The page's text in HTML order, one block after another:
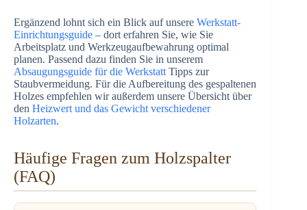
Ergänzend lohnt sich ein Blick auf unsere Werkstatt-
Einrichtungsguide – dort erfahren Sie, wie Sie
Arbeitsplatz und Werkzeugaufbewahrung optimal
planen. Passend dazu finden Sie in unserem
Absaugungsguide für die Werkstatt Tipps zur
Staubvermeidung. Für die Aufbereitung des gespaltenen
Holzes empfehlen wir außerdem unsere Übersicht über
den Heizwert und das Gewicht verschiedener
Holzarten.
Häufige Fragen zum Holzspalter
(FAQ)